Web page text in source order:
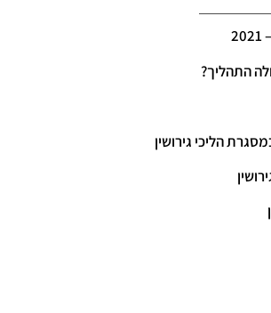
התהליך?
הליכי גירושין